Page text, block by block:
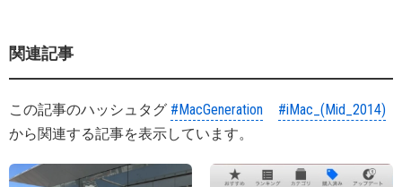
関連記事
この記事のハッシュタグ #MacGeneration
#iMac_(Mid_2014)
から関連する記事を表示しています。